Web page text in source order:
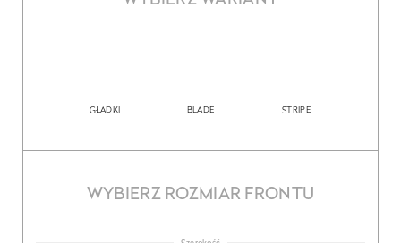
GŁADKI BLADE STRIPE
WYBIERZ ROZMIAR FRONTU